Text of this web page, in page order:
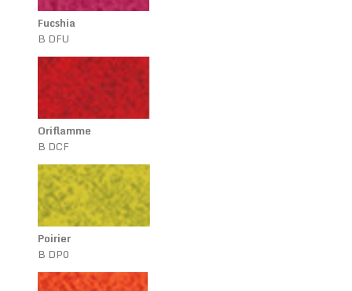
Fucshia
B DFU
Oriflamme
B DCF
Poirier
B DP0